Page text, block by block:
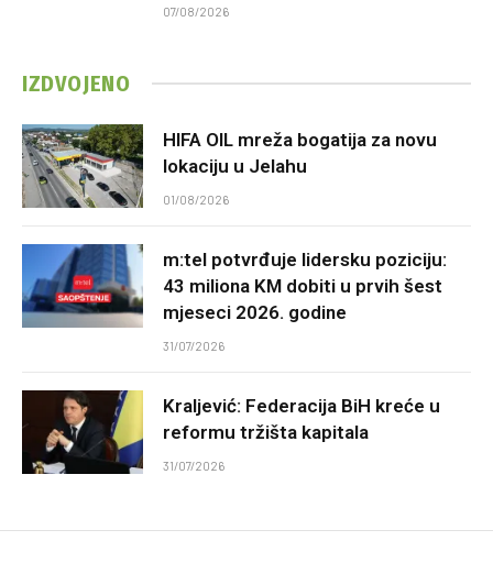
07/08/2026
IZDVOJENO
HIFA OIL mreža bogatija za novu
lokaciju u Jelahu
01/08/2026
m:tel potvrđuje lidersku poziciju:
43 miliona KM dobiti u prvih šest
mjeseci 2026. godine
31/07/2026
Kraljević: Federacija BiH kreće u
reformu tržišta kapitala
31/07/2026